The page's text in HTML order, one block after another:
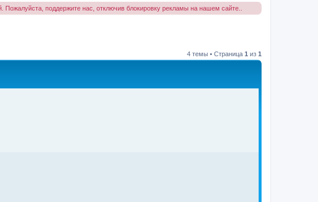
поддержите нас, отключив блокировку рекламы на нашем сайте..
4 темы • Страница 1 из 1